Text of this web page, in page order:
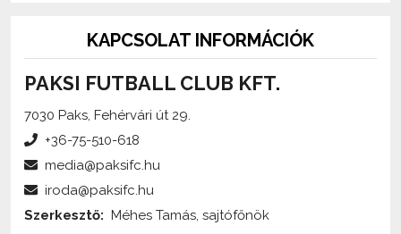
KAPCSOLAT INFORMÁCIÓK
PAKSI FUTBALL CLUB KFT.
7030 Paks, Fehérvári út 29.
+36-75-510-618
media@paksifc.hu
iroda@paksifc.hu
Szerkesztő: Méhes Tamás, sajtófőnök